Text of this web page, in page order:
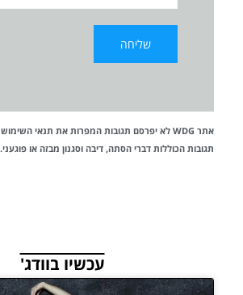
אתר WDG לא יפרסם תגובות המפרות את תנאי השימוש
תגובות הכוללות דברי הסתה, דיבה וסגנון מבזה או פוגעני.
עכשיו בוודג'